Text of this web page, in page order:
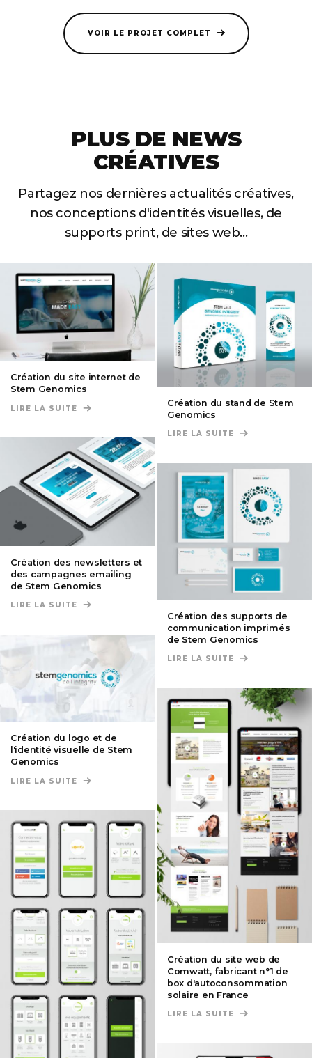
VOIR LE PROJET COMPLET
PLUS DE NEWS
CRÉATIVES
Partagez nos dernières actualités créatives,
nos conceptionsd'identités visuelles, de
supports print, de sites web...
Création du site internet de
Stem Genomics
LIRE LA SUITE DE CRÉATION DU SITE INTERNET DE STEM
Création des newsletters et
des campagnes emailing
de Stem Genomics
LIRE LA SUITE DE CRÉATION DES NEWSLETTERS ET DES
Création du logo et de
l'identité visuelle de Stem
Genomics
LIRE LA SUITE DE CRÉATION DU LOGO ET DE L'IDENTITÉ
Création du stand de Stem
Genomics
LIRE LA SUITE DE CRÉATION
Création des supports de
communication imprimés
de Stem Genomics
LIRE LA SUITE DE CRÉATION
Création du site web de
Comwatt, fabricant n°1 de
box d'autoconsommation
solaire en France
LIRE LA SUITE DE CRÉATION